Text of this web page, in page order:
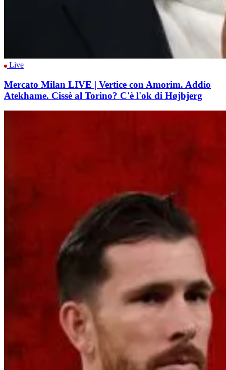
Live
Mercato Milan LIVE | Vertice con Amorim. Addio
Atekhame. Cissè al Torino? C'è l'ok di Højbjerg